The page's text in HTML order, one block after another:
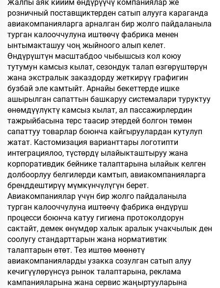
Жалпы аяк кийим өндүрүүчү компаниялар же
розничный поставщиктерден сатып алууга караганда
авиакомпанияларга арналган бир жолго пайдаланыла
турган калооччулуна иштөөчү фабрика менен
ынтымакташуу чоң жыйноого алып келет.
Өндүрүштүн масштабдоо чыбышсыз кол коюу
тутумун камсыз кылат, сезондук талап өзгөрүштөрүн
жана экстралык заказдорду жеткирүү графигин
бузбай эле камтыйт. Арнайы бекеттерде ишке
ашырылган сапаттын башкаруу системалари туруктуу
өнөмдүүлүктү камсыз кылат, ал пассажирлердин
тажрыйбасына терс таасир этердей болгон төмөн
сапаттуу товарлар боюнча кайгыруулардан кутулуп
жатат. Кастомизация варианттары логотипти
интеграциялоо, түстөрдү ылайыкташтыруу жана
корпоративдик бейнике талаптарына ылайык келген
долбоорлуу белгилерди камтып, авиакомпанияларга
бренддештирүү мүмкүнчүлүгүн берет.
Авиакомпаниялар үчүн бир жолго пайдаланыла
турган калооччулуна иштөөчү фабрика өндүрүш
процесси боюнча катуу гигиена протоколдорун
сактайт, демек өнүмдөр халык аралык учакчылык ден
соолугу стандарттарын жана нормативтик
талаптарын өтөт. Тез иштөө мөөнөтү
авиакомпанияларды узакка созулган сатып алуу
кечигүүлөрүнсүз рынок талаптарына, реклама
кампанияларына жана сервис жаңыртууларына